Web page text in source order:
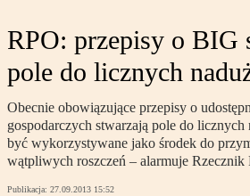
RPO: przepisy o BIG
pole do licznych
Obecnie obowiązujące przepisy o
gospodarczych stwarzają pole do
być wykorzystywane jako środek do
wątpliwych roszczeń – alarmuje
Publikacja: 27.09.2013 15:52